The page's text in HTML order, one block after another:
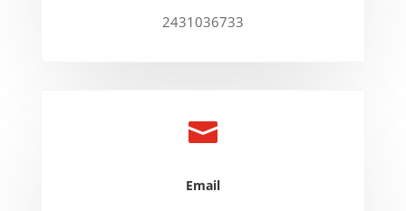
2431036733

Email